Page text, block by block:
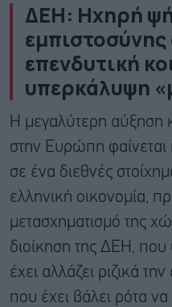
ΔΕΗ: Ηχηρή
επενδυτική
υπερκάλυψη
Η μεγαλύτερη αύξηση
στην Ευρώπη φαίνεται
σε ένα διεθνές
ελληνική οικονομία,
μετασχηματισμό της
διοίκηση της ΔΕΗ,
έχει αλλάζει ριζικά
που έχει βάλει ρότα